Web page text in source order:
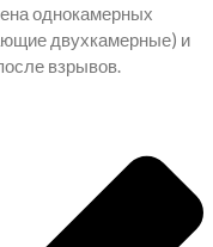
однокамерных
двухкамерные) и
взрывов.